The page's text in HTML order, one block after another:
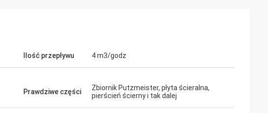
Ilość przepływu 4 m3/godz
Prawdziwe części
Zbiornik Putzmeister, płyta ścieralna,
pierścień ścierny i tak dalej